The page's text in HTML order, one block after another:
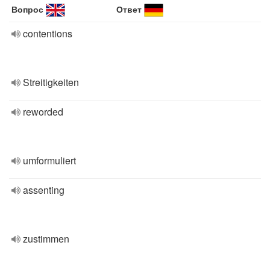
Вопрос Ответ
contentions
Streitigkeiten
reworded
umformuliert
assenting
zustimmen